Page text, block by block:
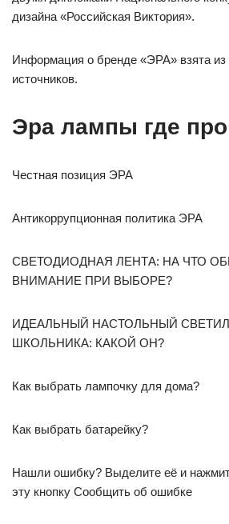
дизайна «Российская Виктория».
Информация о бренде «ЭРА» взята из
источников.
Эра лампы где
Честная позиция ЭРА
Антикоррупционная политика ЭРА
СВЕТОДИОДНАЯ ЛЕНТА: НА ЧТО
ВНИМАНИЕ ПРИ ВЫБОРЕ?
ИДЕАЛЬНЫЙ НАСТОЛЬНЫЙ
ШКОЛЬНИКА: КАКОЙ ОН?
Как выбрать лампочку для дома?
Как выбрать батарейку?
Нашли ошибку? Выделите её и
эту кнопку Сообщить об ошибке